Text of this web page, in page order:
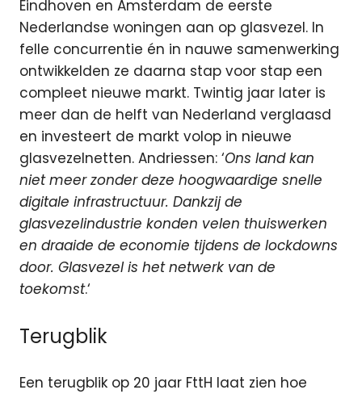
Eindhoven en Amsterdam de eerste
Nederlandse woningen aan op glasvezel. In
felle concurrentie én in nauwe samenwerking
ontwikkelden ze daarna stap voor stap een
compleet nieuwe markt. Twintig jaar later is
meer dan de helft van Nederland verglaasd
en investeert de markt volop in nieuwe
glasvezelnetten. Andriessen: ‘Ons land kan
niet meer zonder deze hoogwaardige snelle
digitale infrastructuur. Dankzij de
glasvezelindustrie konden velen thuiswerken
en draaide de economie tijdens de lockdowns
door. Glasvezel is het netwerk van de
toekomst.‘
Terugblik
Een terugblik op 20 jaar FttH laat zien hoe